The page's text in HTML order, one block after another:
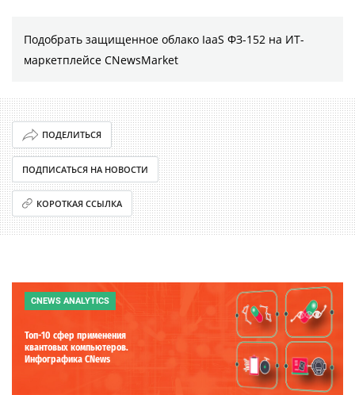
Подобрать защищенное облако IaaS ФЗ-152 на ИТ-
маркетплейсе CNewsMarket
ПОДЕЛИТЬСЯ
ПОДПИСАТЬСЯ НА НОВОСТИ
КОРОТКАЯ ССЫЛКА
CNEWS ANALYTICS
Топ-10 сфер применения
квантовых компьютеров.
Инфографика CNews